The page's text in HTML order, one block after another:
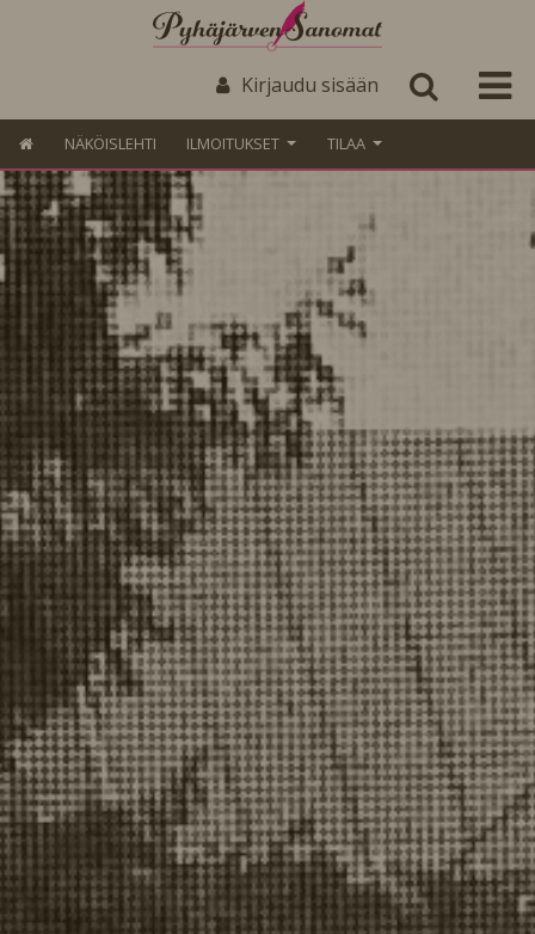
Kirjaudu sisään
NÄKÖISLEHTI ILMOITUKSET TILAA